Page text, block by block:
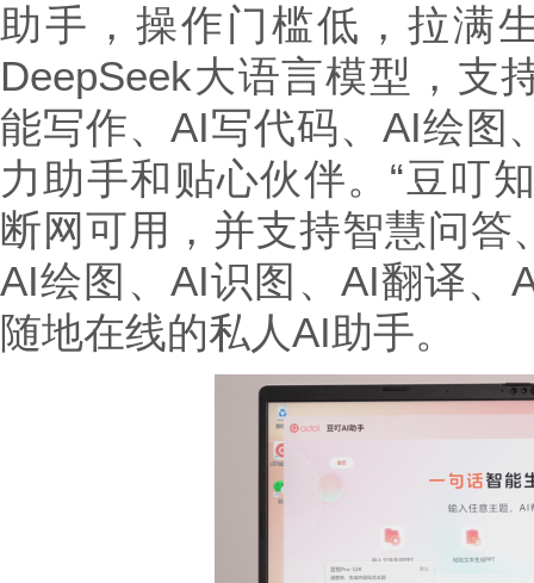
助手，操作门槛低，拉满
DeepSeek大语言模型，支
能写作、AI写代码、AI绘图
力助手和贴心伙伴。“豆叮
断网可用，并支持智慧问
AI绘图、AI识图、AI翻译、
随地在线的私人AI助手。